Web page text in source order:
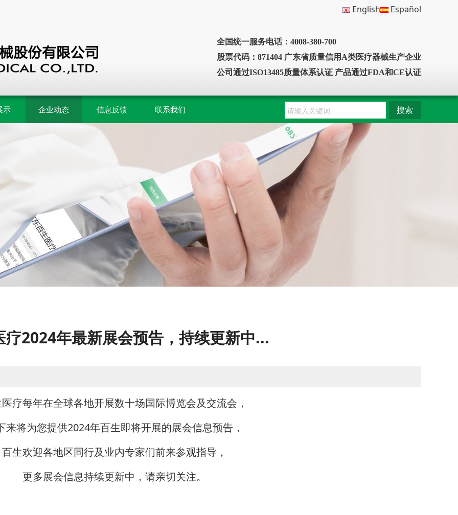
English Español
全国统一服务电话：4008-380-700
股票代码：871404 广东省质量信用A类医疗器械生产企业
公司通过ISO13485质量体系认证 产品通过FDA和CE认证
示 企业动态 信息反馈 联系我们
疗2024年最新展会预告，持续更新中...
疗每年在全球各地开展数十场国际博览会及交流会，
来将为您提供2024年百生即将开展的展会信息预告，
百生欢迎各地区同行及业内专家们前来参观指导，
更多展会信息持续更新中，请亲切关注。